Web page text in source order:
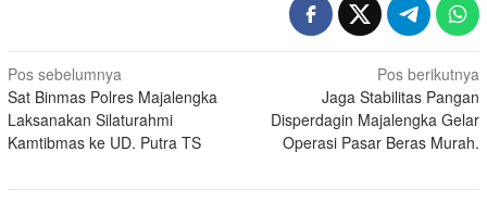
Navigasi
pos
Pos sebelumnya
Sat Binmas Polres Majalengka
Laksanakan Silaturahmi
Kamtibmas ke UD. Putra TS
Pos berikutnya
Jaga Stabilitas Pangan
Disperdagin Majalengka Gelar
Operasi Pasar Beras Murah.